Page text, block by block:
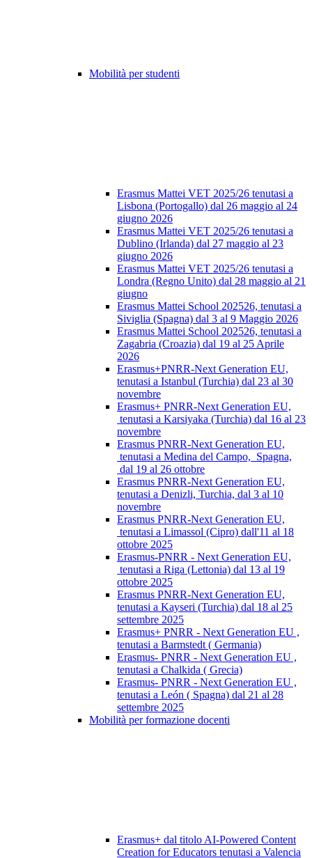
Mobilità per studenti
Erasmus Mattei VET 2025/26 tenutasi a
Lisbona (Portogallo) dal 26 maggio al 24
giugno 2026
Erasmus Mattei VET 2025/26 tenutasi a
Dublino (Irlanda) dal 27 maggio al 23
giugno 2026
Erasmus Mattei VET 2025/26 tenutasi a
Londra (Regno Unito) dal 28 maggio al 21
giugno
Erasmus Mattei School 202526, tenutasi a
Siviglia (Spagna) dal 3 al 9 Maggio 2026
Erasmus Mattei School 202526, tenutasi a
Zagabria (Croazia) dal 19 al 25 Aprile
2026
Erasmus+PNRR-Next Generation EU,
tenutasi a Istanbul (Turchia) dal 23 al 30
novembre
Erasmus+ PNRR-Next Generation EU,
tenutasi a Karsiyaka (Turchia) dal 16 al 23
novembre
Erasmus PNRR-Next Generation EU,
tenutasi a Medina del Campo, Spagna,
dal 19 al 26 ottobre
Erasmus PNRR-Next Generation EU,
tenutasi a Denizli, Turchia, dal 3 al 10
novembre
Erasmus PNRR-Next Generation EU,
tenutasi a Limassol (Cipro) dall'11 al 18
ottobre 2025
Erasmus-PNRR - Next Generation EU,
tenutasi a Riga (Lettonia) dal 13 al 19
ottobre 2025
Erasmus PNRR-Next Generation EU,
tenutasi a Kayseri (Turchia) dal 18 al 25
settembre 2025
Erasmus+ PNRR - Next Generation EU ,
tenutasi a Barmstedt ( Germania)
Erasmus- PNRR - Next Generation EU ,
tenutasi a Chalkida ( Grecia)
Erasmus- PNRR - Next Generation EU ,
tenutasi a León ( Spagna) dal 21 al 28
settembre 2025
Mobilità per formazione docenti
Erasmus+ dal titolo AI-Powered Content
Creation for Educators tenutasi a Valencia